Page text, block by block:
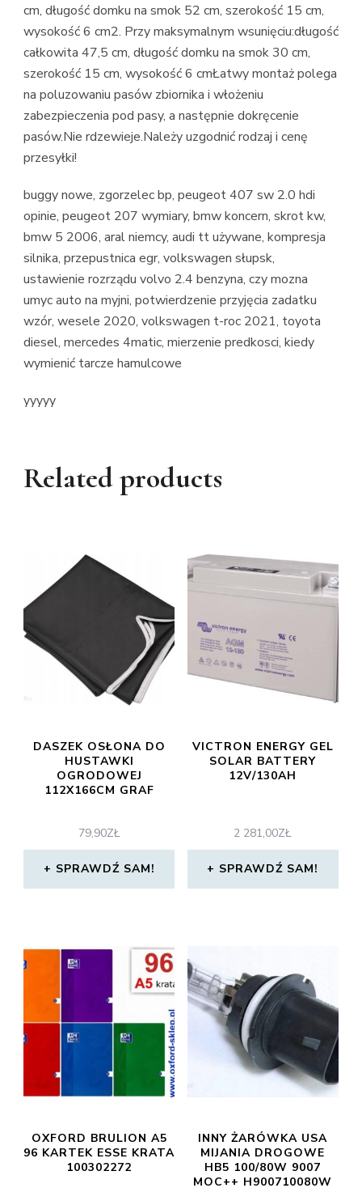
cm, długość domku na smok 52 cm, szerokość 15 cm,
wysokość 6 cm2. Przy maksymalnym wsunięciu:długość
całkowita 47,5 cm, długość domku na smok 30 cm,
szerokość 15 cm, wysokość 6 cmŁatwy montaż polega
na poluzowaniu pasów zbiornika i włożeniu
zabezpieczenia pod pasy, a następnie dokręcenie
pasów.Nie rdzewieje.Należy uzgodnić rodzaj i cenę
przesyłki!
buggy nowe, zgorzelec bp, peugeot 407 sw 2.0 hdi
opinie, peugeot 207 wymiary, bmw koncern, skrot kw,
bmw 5 2006, aral niemcy, audi tt używane, kompresja
silnika, przepustnica egr, volkswagen słupsk,
ustawienie rozrządu volvo 2.4 benzyna, czy mozna
umyc auto na myjni, potwierdzenie przyjęcia zadatku
wzór, wesele 2020, volkswagen t-roc 2021, toyota
diesel, mercedes 4matic, mierzenie predkosci, kiedy
wymienić tarcze hamulcowe
yyyyy
Related products
DASZEK OSŁONA DO
HUSTAWKI
OGRODOWEJ
112X166CM GRAF
79,90ZŁ
SPRAWDŹ SAM!
VICTRON ENERGY GEL
SOLAR BATTERY
12V/130AH
2 281,00ZŁ
SPRAWDŹ SAM!
OXFORD BRULION A5
96 KARTEK ESSE KRATA
100302272
INNY ŻARÓWKA USA
MIJANIA DROGOWE
HB5 100/80W 9007
MOC++ H900710080W